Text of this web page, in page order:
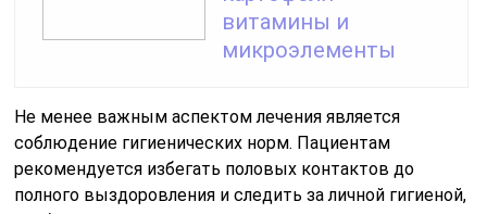
витамины и
микроэлементы
Не менее важным аспектом лечения является
соблюдение гигиенических норм. Пациентам
рекомендуется избегать половых контактов до
полного выздоровления и следить за личной гигиеной,